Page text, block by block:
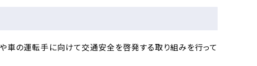
の運転手に向けて交通安全を啓発する取り組みを行って